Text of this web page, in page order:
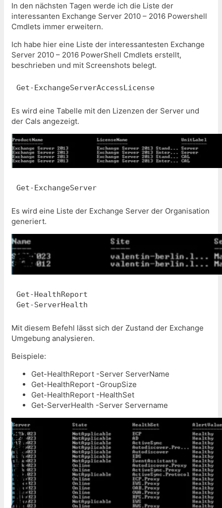
In den nächsten Tagen werde ich die Liste der
interessanten Exchange Server 2010 – 2016 Powershell
Cmdlets immer erweitern.
Ich habe hier eine Liste der interessantesten Exchange
Server 2010 – 2016 PowerShell Cmdlets erstellt,
beschrieben und mit Screenshots belegt.
Get-ExchangeServerAccessLicense
Es wird eine Tabelle mit den Lizenzen der Server und
der Cals angezeigt.
Get-ExchangeServer
Es wird eine Liste der Exchange Server der Organisation
generiert.
Get-HealthReport
Get-ServerHealth
Mit diesem Befehl lässt sich der Zustand der Exchange
Umgebung analysieren.
Beispiele:
Get-HealthReport -Server ServerName
Get-HealthReport -GroupSize
Get-HealthReport -HealthSet
Get-ServerHealth -Server Servername